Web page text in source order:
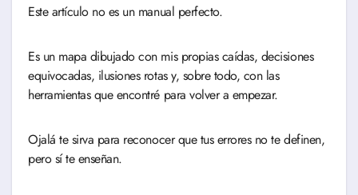
Este artículo no es un manual perfecto.
Es un mapa dibujado con mis propias caídas, decisiones
equivocadas, ilusiones rotas y, sobre todo, con las
herramientas que encontré para volver a empezar.
Ojalá te sirva para reconocer que tus errores no te definen,
pero sí te enseñan.